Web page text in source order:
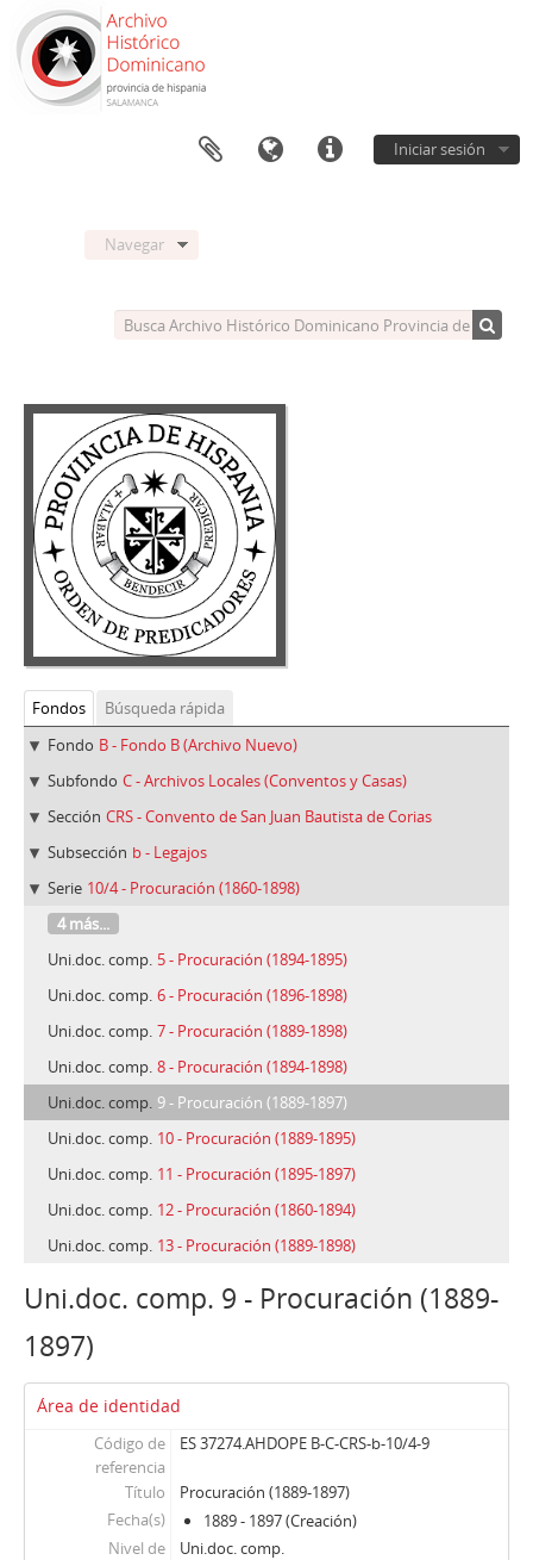
Iniciar sesión
Navegar
Fondos
Búsqueda rápida
Fondo B - Fondo B (Archivo Nuevo)
Subfondo C - Archivos Locales (Conventos y Casas)
Sección CRS - Convento de San Juan Bautista de Corias
Subsección b - Legajos
Serie 10/4 - Procuración (1860-1898)
4 más...
Uni.doc. comp. 5 - Procuración (1894-1895)
Uni.doc. comp. 6 - Procuración (1896-1898)
Uni.doc. comp. 7 - Procuración (1889-1898)
Uni.doc. comp. 8 - Procuración (1894-1898)
Uni.doc. comp. 9 - Procuración (1889-1897)
Uni.doc. comp. 10 - Procuración (1889-1895)
Uni.doc. comp. 11 - Procuración (1895-1897)
Uni.doc. comp. 12 - Procuración (1860-1894)
Uni.doc. comp. 13 - Procuración (1889-1898)
Uni.doc. comp. 9 - Procuración (1889-
1897)
Área de identidad
Código de
referencia
ES 37274.AHDOPE B-C-CRS-b-10/4-9
Título
Procuración (1889-1897)
Fecha(s)
1889 - 1897 (Creación)
Nivel de
Uni.doc. comp.